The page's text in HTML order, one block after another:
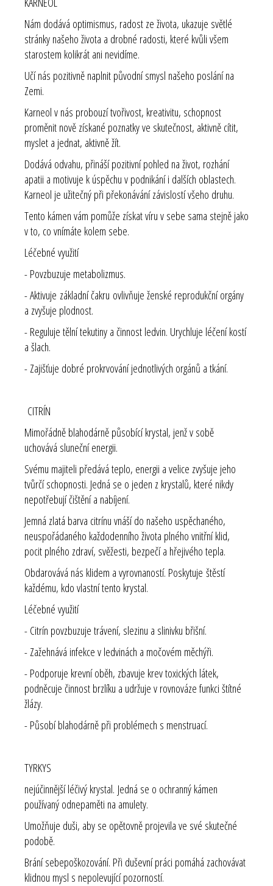
Nám dodává optimismus, radost ze života, ukazuje světlé
stránky našeho života a drobné radosti, které kvůli všem
starostem kolikrát ani nevidíme.
Učí nás pozitivně naplnit původní smysl našeho poslání na
Zemi.
Karneol v nás probouzí tvořivost, kreativitu, schopnost
proměnit nově získané poznatky ve skutečnost, aktivně cítit,
myslet a jednat, aktivně žít.
Dodává odvahu, přináší pozitivní pohled na život, rozhání
apatii a motivuje k úspěchu v podnikání i dalších oblastech.
Karneol je užitečný při překonávání závislostí všeho druhu.
Tento kámen vám pomůže získat víru v sebe sama stejně jako
v to, co vnímáte kolem sebe.
Léčebné využití
- Povzbuzuje metabolizmus.
- Aktivuje základní čakru ovlivňuje ženské reprodukční orgány
a zvyšuje plodnost.
- Reguluje tělní tekutiny a činnost ledvin. Urychluje léčení kostí
a šlach.
- Zajišťuje dobré prokrvování jednotlivých orgánů a tkání.
CITRÍN
Mimořádně blahodárně působící krystal, jenž v sobě
uchovává sluneční energii.
Svému majiteli předává teplo, energii a velice zvyšuje jeho
tvůrčí schopnosti. Jedná se o jeden z krystalů, které nikdy
nepotřebují čištění a nabíjení.
Jemná zlatá barva citrínu vnáší do našeho uspěchaného,
neuspořádaného každodenního života plného vnitřní klid,
pocit plného zdraví, svěžesti, bezpečí a hřejivého tepla.
Obdarovává nás klidem a vyrovnaností. Poskytuje štěstí
každému, kdo vlastní tento krystal.
Léčebné využití
- Citrín povzbuzuje trávení, slezinu a slinivku břišní.
- Zažehnává infekce v ledvinách a močovém měchýři.
- Podporuje krevní oběh, zbavuje krev toxických látek,
podněcuje činnost brzlíku a udržuje v rovnováze funkci štítné
žlázy.
- Působí blahodárně při problémech s menstruací.
TYRKYS
nejúčinnější léčivý krystal. Jedná se o ochranný kámen
používaný odnepaměti na amulety.
Umožňuje duši, aby se opětovně projevila ve své skutečné
podobě.
Brání sebepoškozování. Při duševní práci pomáhá zachovávat
klidnou mysl s nepolevující pozorností.